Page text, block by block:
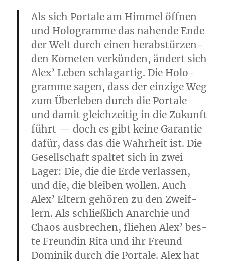
Als sich Por­ta­le am Him­mel öff­nen
und Holo­gram­me das nahen­de Ende
der Welt durch einen her­ab­stür­zen­
den Kome­ten ver­kün­den, ändert sich
Alex’ Leben schlag­ar­tig. Die Holo­
gram­me sagen, dass der ein­zi­ge Weg
zum Über­le­ben durch die Por­ta­le
und damit gleich­zei­tig in die Zukunft
führt — doch es gibt kei­ne Garan­tie
dafür, dass das die Wahr­heit ist. Die
Gesell­schaft spal­tet sich in zwei
Lager: Die, die die Erde ver­las­sen,
und die, die blei­ben wol­len. Auch
Alex’ Eltern gehö­ren zu den Zweif­
lern. Als schließ­lich Anar­chie und
Cha­os aus­bre­chen, flie­hen Alex’ bes­
te Freun­din Rita und ihr Freund
Domi­nik durch die Por­ta­le. Alex hat